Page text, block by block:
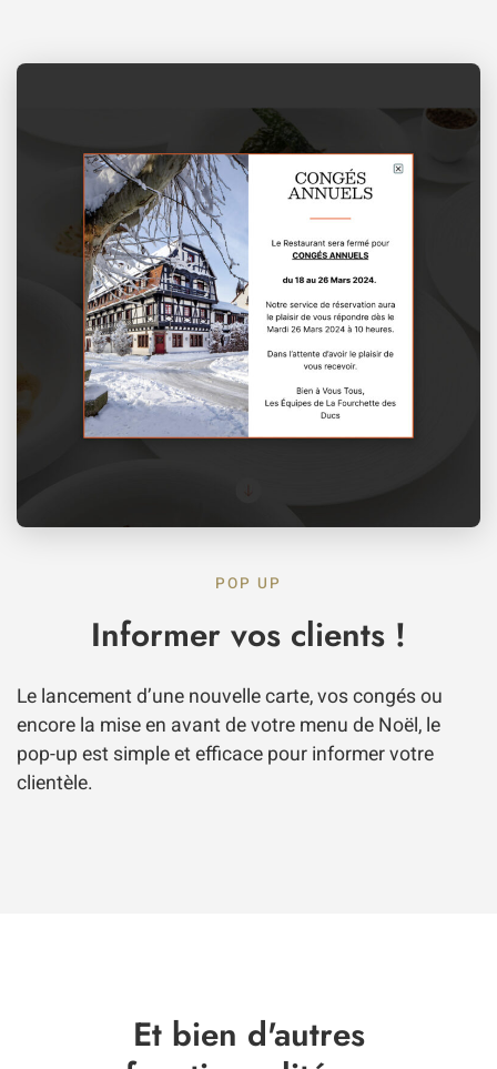
POP UP
Informer vos clients !
Le lancement d’une nouvelle carte, vos congés ou
encore la mise en avant de votre menu de Noël, le
pop-up est simple et efficace pour informer votre
clientèle.
Et bien d'autres